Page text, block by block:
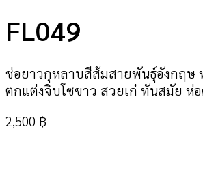
FL049
ช่อยาวกุหลาบสีส้มสายพันธุ์อังกฤษ
ตกแต่งจิบโซขาว สวยเก๋ ทันสมัย ห่
2,500 ฿